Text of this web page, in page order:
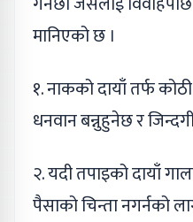
मानिएको छ ।
१. नाकको दायाँ तर्फ
धनवान बन्नुहुनेछ र
२. यदी तपाइको दायाँ
पैसाको चिन्ता नगर्नको